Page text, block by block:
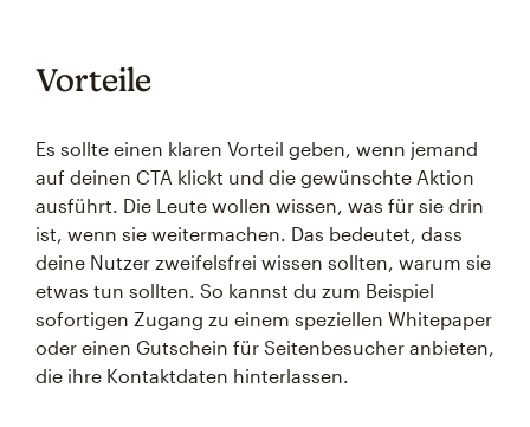
Vorteile
Es sollte einen klaren Vorteil geben, wenn jemand
auf deinen CTA klickt und die gewünschte Aktion
ausführt. Die Leute wollen wissen, was für sie drin
ist, wenn sie weitermachen. Das bedeutet, dass
deine Nutzer zweifelsfrei wissen sollten, warum sie
etwas tun sollten. So kannst du zum Beispiel
sofortigen Zugang zu einem speziellen Whitepaper
oder einen Gutschein für Seitenbesucher anbieten,
die ihre Kontaktdaten hinterlassen.